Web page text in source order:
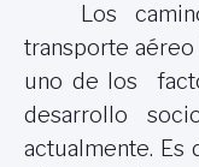
Los
transporte
uno de los
desarrollo
actualmente. Es